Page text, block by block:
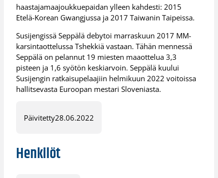
haastajamaajoukkuepaidan ylleen kahdesti: 2015
Etelä-Korean Gwangjussa ja 2017 Taiwanin Taipeissa.
Susijengissä Seppälä debytoi marraskuun 2017 MM-
karsintaottelussa Tshekkiä vastaan. Tähän mennessä
Seppälä on pelannut 19 miesten maaottelua 3,3
pisteen ja 1,6 syötön keskiarvoin. Seppälä kuului
Susijengin ratkaisupelaajiin helmikuun 2022 voitoissa
hallitsevasta Euroopan mestari Sloveniasta.
Päivitetty28.06.2022
Henkilöt